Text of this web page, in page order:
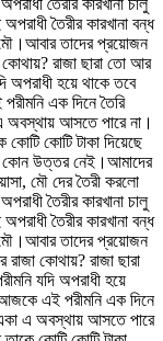
তৈরীর কারখানা বন্ধ
তাদের প্রয়োজন
কোথায়? রাজা ছারা তো আর
অপরাধী হয়ে থাকে তবে
এক দিনে তৈরি
অবস্থায় আসতে পারে না।
কোটি কোটি টাকা দিয়েছে
কোন উত্তর নেই।আমাদের
মৌ দের তৈরী করলো
তৈরীর কারখানা চালু
তৈরীর কারখানা বন্ধ
তাদের প্রয়োজন
রাজা কোথায়? রাজা ছারা
যদি অপরাধী হয়ে
এই পরীমনি এক দিনে
এ অবস্থায় আসতে পারে